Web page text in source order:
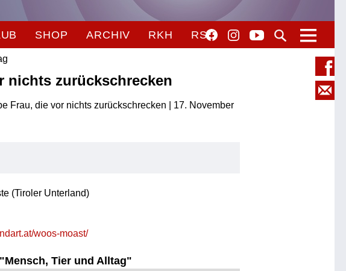
SHOP ARCHIV RKH RSO
nichts zurückschrecken
Frau, die vor nichts zurückschrecken | 17. November
(Tiroler Unterland)
woos-moast/
Tier und Alltag"